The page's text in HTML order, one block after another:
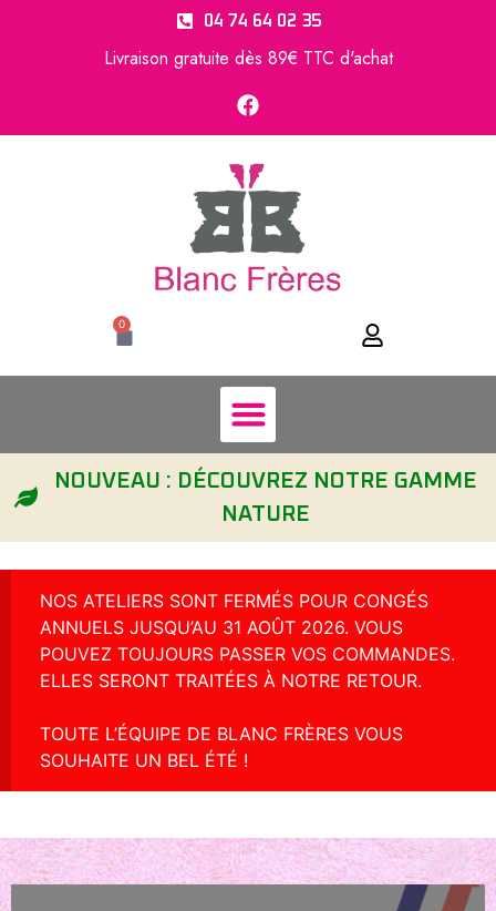
04 74 64 02 35
Livraison gratuite dès 89€ TTC d'achat
0
NOUVEAU : DÉCOUVREZ NOTRE GAMME
NATURE
NOS ATELIERS SONT FERMÉS POUR CONGÉS
ANNUELS JUSQU’AU 31 AOÛT 2026. VOUS
POUVEZ TOUJOURS PASSER VOS COMMANDES.
ELLES SERONT TRAITÉES À NOTRE RETOUR.
TOUTE L’ÉQUIPE DE BLANC FRÈRES VOUS
SOUHAITE UN BEL ÉTÉ !